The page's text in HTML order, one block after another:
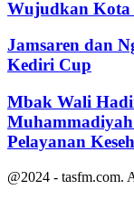
Wujudkan Kota
Jamsaren dan
Kediri Cup
Mbak Wali
Pelayanan
@2024 - tasfm.com.